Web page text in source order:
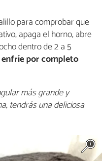
para comprobar que
apaga el horno, abre
dentro de 2 a 5
enfríe por completo
más grande y
tendrás una deliciosa